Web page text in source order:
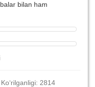
bilan ham
2814